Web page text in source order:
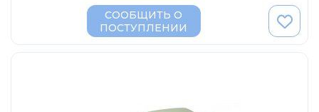
СООБЩИТЬ О
ПОСТУПЛЕНИИ